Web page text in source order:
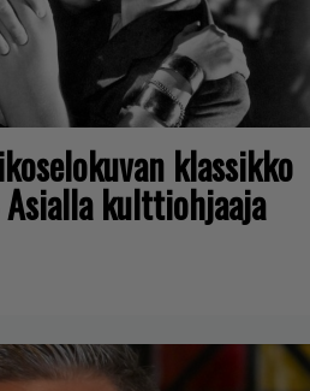
klassikko
kulttiohjaaja